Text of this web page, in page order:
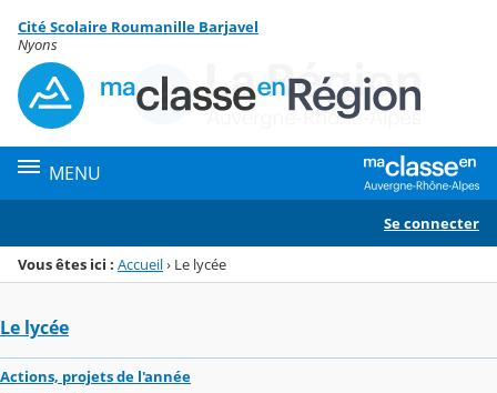
Menu de la rubrique
Contenu
Cité Scolaire Roumanille Barjavel
Nyons
MENU
Se connecter
Vous êtes ici : Accueil› Le lycée
Le lycée
Actions, projets de l'année